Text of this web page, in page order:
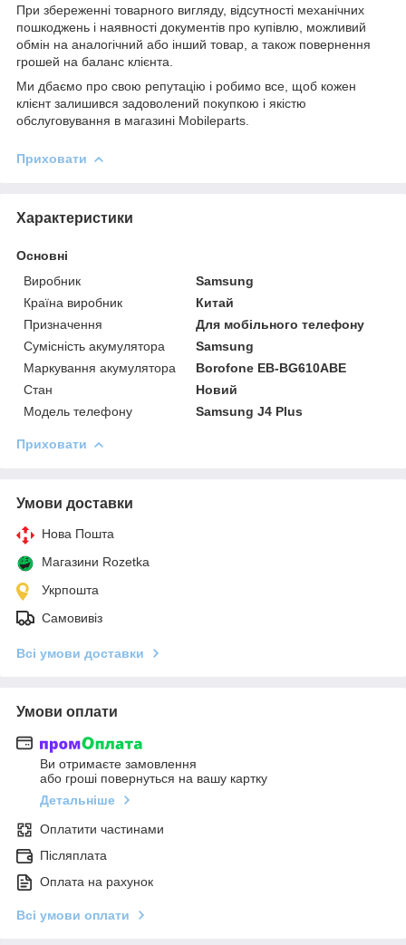
При збереженні товарного вигляду, відсутності механічних
пошкоджень і наявності документів про купівлю, можливий
обмін на аналогічний або інший товар, а також повернення
грошей на баланс клієнта.
Ми дбаємо про свою репутацію і робимо все, щоб кожен
клієнт залишився задоволений покупкою і якістю
обслуговування в магазині Mobileparts.
Приховати
Характеристики
Основні
Виробник
Samsung
Країна виробник
Китай
Призначення
Для мобільного телефону
Сумісність акумулятора
Samsung
Маркування акумулятора
Borofone EB-BG610ABE
Стан
Новий
Модель телефону
Samsung J4 Plus
Приховати
Умови доставки
Нова Пошта
Магазини Rozetka
Укрпошта
Самовивіз
Всі умови доставки
Умови оплати
Ви отримаєте замовлення
або гроші повернуться на вашу картку
Детальніше
Оплатити частинами
Післяплата
Оплата на рахунок
Всі умови оплати